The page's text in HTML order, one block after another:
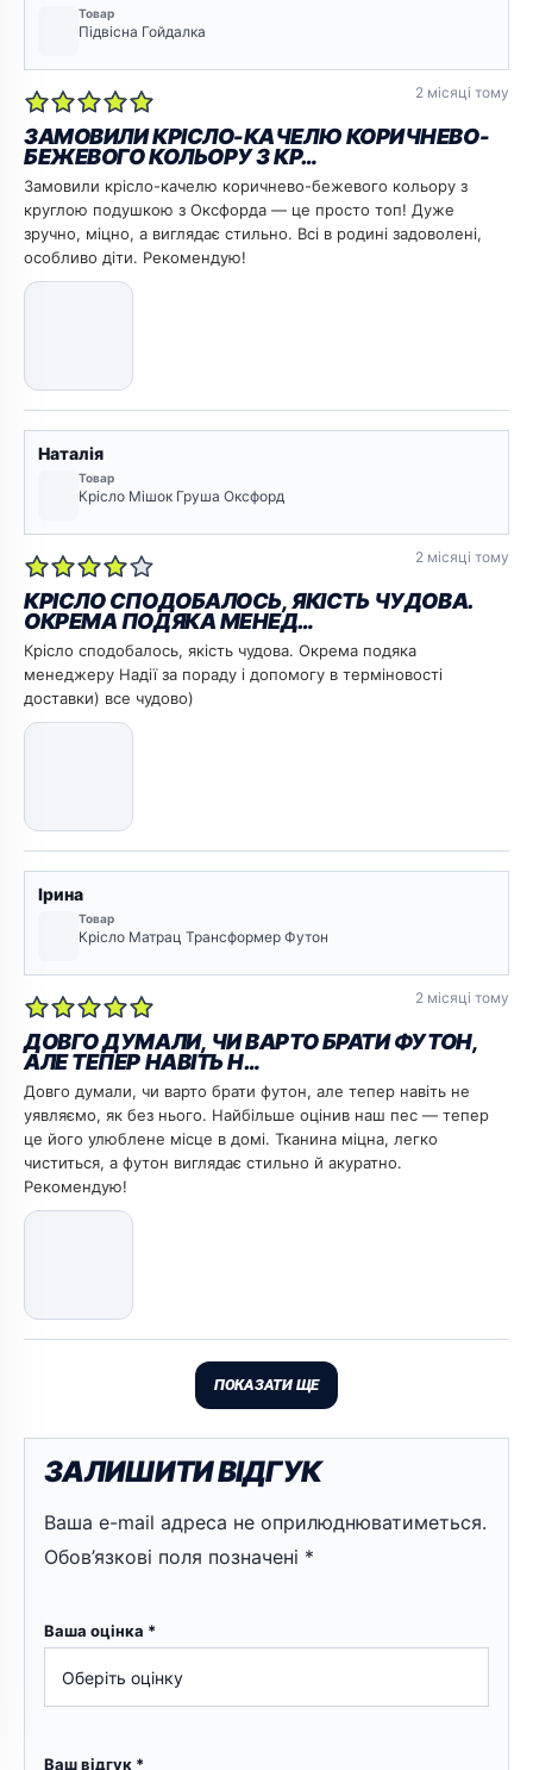
Товар
Підвісна Гойдалка
2 місяці тому
ЗАМОВИЛИ КРІСЛО-КАЧЕЛЮ КОРИЧНЕВО-
БЕЖЕВОГО КОЛЬОРУ З КР…
Замовили крісло-качелю коричнево-бежевого кольору з
круглою подушкою з Оксфорда — це просто топ! Дуже
зручно, міцно, а виглядає стильно. Всі в родині задоволені,
особливо діти. Рекомендую!
Наталія
Товар
Крісло Мішок Груша Оксфорд
2 місяці тому
КРІСЛО СПОДОБАЛОСЬ, ЯКІСТЬ ЧУДОВА.
ОКРЕМА ПОДЯКА МЕНЕД…
Крісло сподобалось, якість чудова. Окрема подяка
менеджеру Надії за пораду і допомогу в терміновості
доставки) все чудово)
Ірина
Товар
Крісло Матрац Трансформер Футон
2 місяці тому
ДОВГО ДУМАЛИ, ЧИ ВАРТО БРАТИ ФУТОН,
АЛЕ ТЕПЕР НАВІТЬ Н…
Довго думали, чи варто брати футон, але тепер навіть не
уявляємо, як без нього. Найбільше оцінив наш пес — тепер
це його улюблене місце в домі. Тканина міцна, легко
чиститься, а футон виглядає стильно й акуратно.
Рекомендую!
ПОКАЗАТИ ЩЕ
ЗАЛИШИТИ ВІДГУК
Ваша e-mail адреса не оприлюднюватиметься.
Обов’язкові поля позначені *
Ваша оцінка *
Ваш відгук *